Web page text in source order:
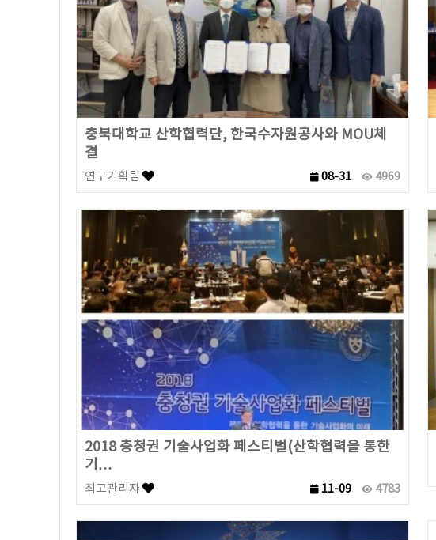
충북대학교 산학협력단, 한국수자원공사와 MOU체
결
연구기획팀 08-31 4969
2018 충청권 기술사업화 페스티벌(산학협력을 통한
기…
최고관리자 11-09 4783